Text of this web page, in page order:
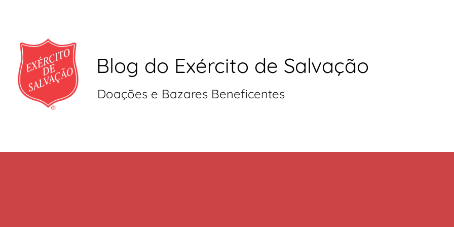
Blog do Exército de Salvação
Doações e Bazares Beneficentes